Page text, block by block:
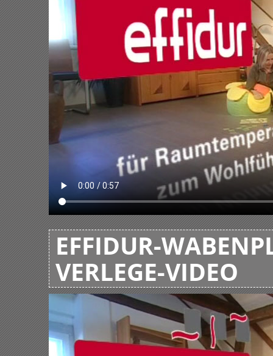
EFFIDUR-
VERLEGE-VIDEO